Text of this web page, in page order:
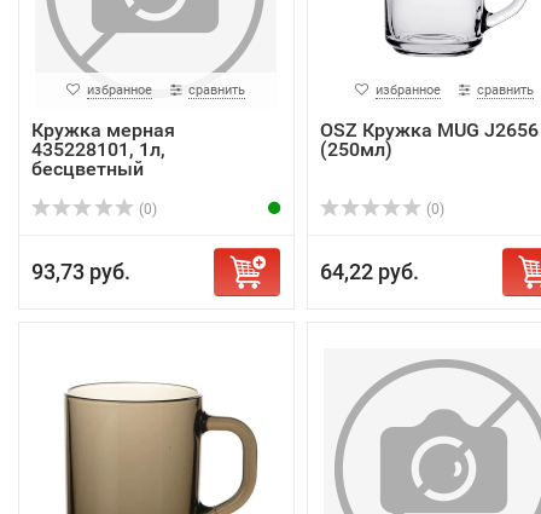
избранное сравнить
Кружка мерная
435228101, 1л,
бесцветный
(0)
93,73 руб.
избранное сравнить
OSZ Кружка MUG J2656
(250мл)
(0)
64,22 руб.